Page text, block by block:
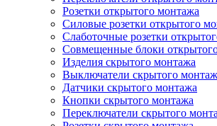
Розетки открытого монтажа
Силовые розетки открытого
Слаботочные розетки
Совмещенные блоки
Изделия скрытого монтажа
Выключатели скрытого
Датчики скрытого монтажа
Кнопки скрытого монтажа
Переключатели скрытого